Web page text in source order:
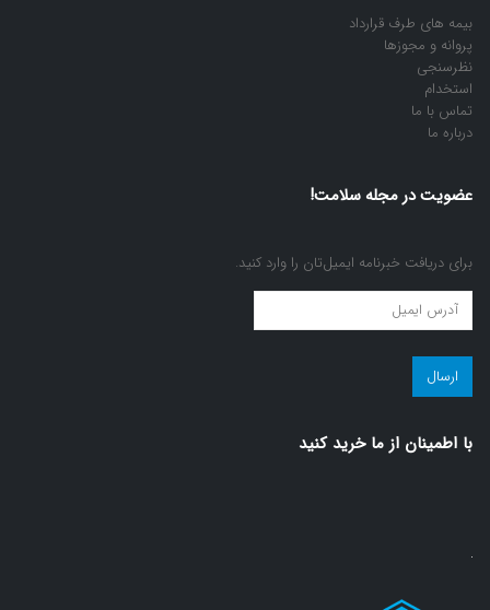
بیمه های طرف قرارداد
پروانه و مجوزها
نظرسنجی
استخدام
تماس با ما
درباره ما
عضویت در مجله سلامت!
برای دریافت خبرنامه ایمیل‌تان را وارد کنید.
عضویت
در
مجله
سلامت!
با اطمينان از ما خريد كنيد